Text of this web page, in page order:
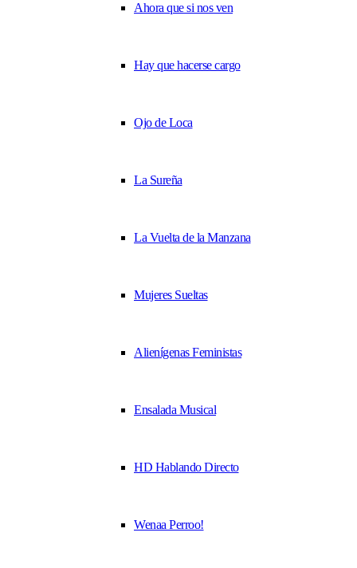
Ahora que si nos ven
Hay que hacerse cargo
Ojo de Loca
La Sureña
La Vuelta de la Manzana
Mujeres Sueltas
Alienígenas Feministas
Ensalada Musical
HD Hablando Directo
Wenaa Perroo!